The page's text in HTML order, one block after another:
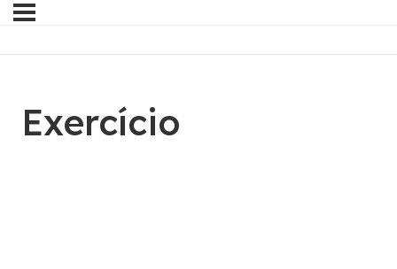
Exercício